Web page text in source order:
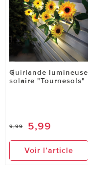
Guirlande lumineuse
solaire "Tournesols"
9,99 5,99
Voir l’article